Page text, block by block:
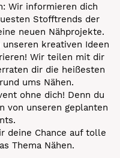
Wir informieren dich
Stofftrends der
neuen Nähprojekte.
kreativen Ideen
Wir teilen mit dir
dir die heißesten
ums Nähen.
ohne dich! Denn du
von unseren geplanten
deine Chance auf tolle
Thema Nähen.